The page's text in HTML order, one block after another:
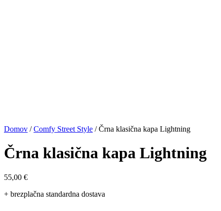
Domov /Comfy Street Style / Črna klasična kapa Lightning
Črna klasična kapa Lightning
55,00 €
+ brezplačna standardna dostava